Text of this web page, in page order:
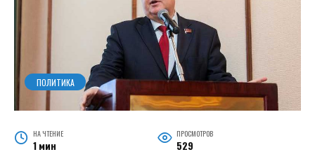
ПОЛИТИКА
НА ЧТЕНИЕ
1 мин
ПРОСМОТРОВ
529